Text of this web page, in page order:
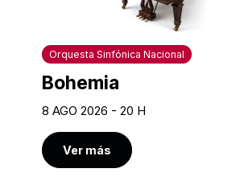
Orquesta Sinfónica Nacional
Bohemia
8 AGO 2026 - 20 H
Ver más